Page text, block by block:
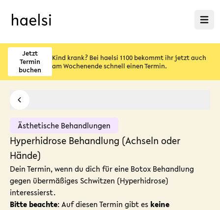
Menü
Jetzt
Termin
buchen
Kind krank? Bei haelsi 1100 bekommt ihr jetzt auch
am Wochenende schnell einen Termin.
Ästhetische Behandlungen
Hyperhidrose Behandlung (Achseln oder
Hände)
Dein Termin, wenn du dich für eine Botox Behandlung
gegen übermäßiges Schwitzen (Hyperhidrose)
interessierst.
Bitte beachte: Auf diesen Termin gibt es keine